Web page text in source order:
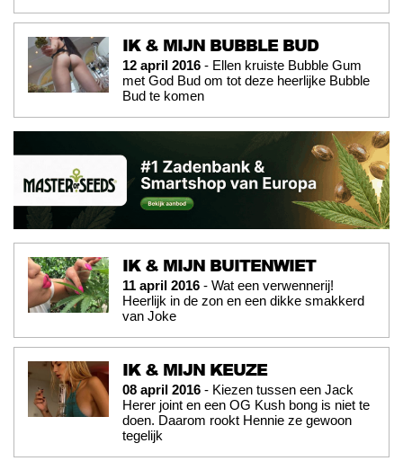
IK & MIJN BUBBLE BUD
12 april 2016 - Ellen kruiste Bubble Gum
met God Bud om tot deze heerlijke Bubble
Bud te komen
IK & MIJN BUITENWIET
11 april 2016 - Wat een verwennerij!
Heerlijk in de zon en een dikke smakkerd
van Joke
IK & MIJN KEUZE
08 april 2016 - Kiezen tussen een Jack
Herer joint en een OG Kush bong is niet te
doen. Daarom rookt Hennie ze gewoon
tegelijk